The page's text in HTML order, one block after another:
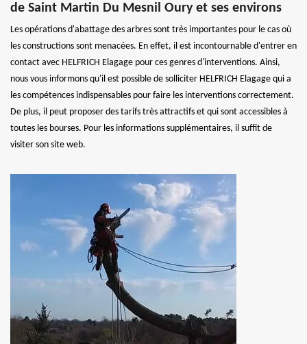
de Saint Martin Du Mesnil Oury et ses environs
Les opérations d'abattage des arbres sont très importantes pour le cas où
les constructions sont menacées. En effet, il est incontournable d'entrer en
contact avec HELFRICH Elagage pour ces genres d'interventions. Ainsi,
nous vous informons qu'il est possible de solliciter HELFRICH Elagage qui a
les compétences indispensables pour faire les interventions correctement.
De plus, il peut proposer des tarifs très attractifs et qui sont accessibles à
toutes les bourses. Pour les informations supplémentaires, il suffit de
visiter son site web.